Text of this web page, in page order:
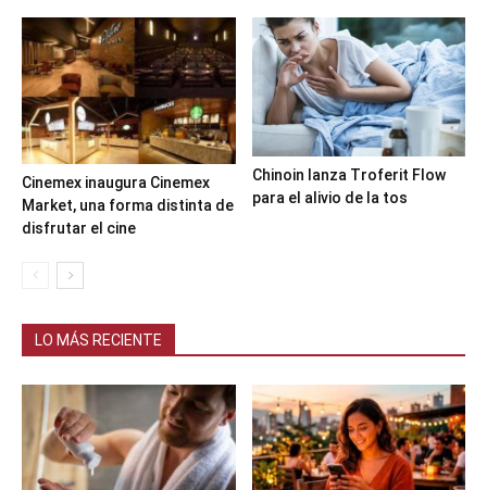
Cinemex inaugura Cinemex
Market, una forma distinta de
disfrutar el cine
Chinoin lanza Troferit Flow
para el alivio de la tos
LO MÁS RECIENTE